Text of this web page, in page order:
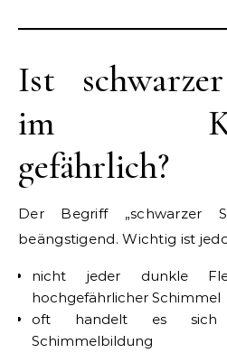
Ist
im
gefährlich?
Der Begriff „schwarzer
beängstigend. Wichtig ist
nicht jeder dunkle
hochgefährlicher Schimmel
oft handelt es sich
Schimmelbildung